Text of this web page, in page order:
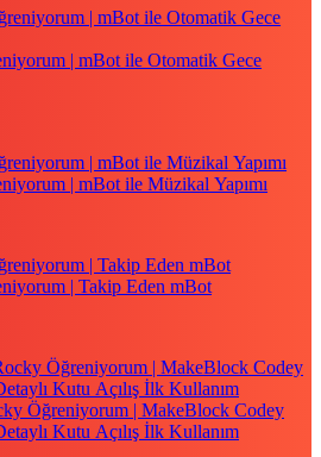
| mBot ile Otomatik Gece
| mBot ile Müzikal Yapımı
| Takip Eden mBot
Öğreniyorum | MakeBlock Codey
Kutu Açılış İlk Kullanım